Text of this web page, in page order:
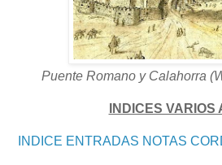
Puente Romano y Calahorra
INDICES VARIOS
INDICE ENTRADAS NOTAS